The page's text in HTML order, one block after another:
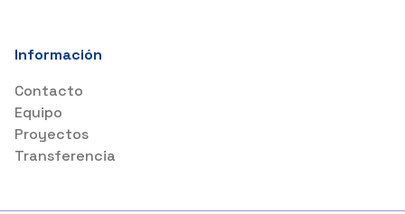
Información
Contacto
Equipo
Proyectos
Transferencia